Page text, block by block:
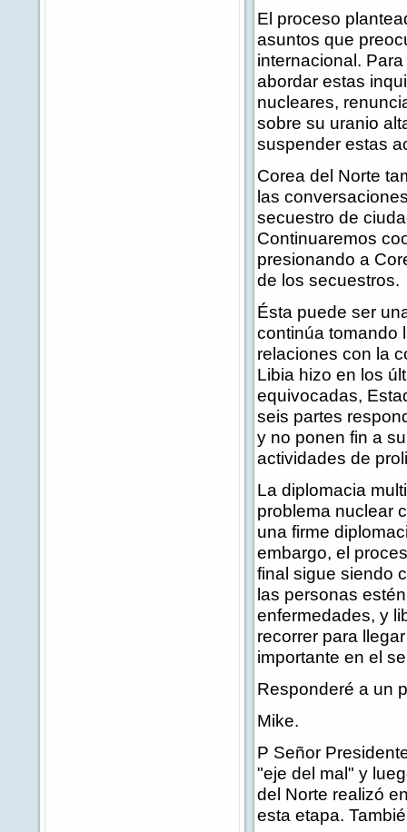
El proceso
asuntos que
internacional.
abordar estas
nucleares,
sobre su uranio
suspender estas
Corea del Norte
las
secuestro de
Continuaremos
presionando a
de los secuestros.
Ésta puede ser
continúa tomando
relaciones con la
Libia hizo en los
equivocadas,
seis partes
y no ponen fin a
actividades de
La diplomacia
problema nuclear
una firme
embargo, el
final sigue siendo
las personas
enfermedades, y
recorrer para
importante en el
Responderé a un
Mike.
P Señor
"eje del mal" y
del Norte realizó
esta etapa.